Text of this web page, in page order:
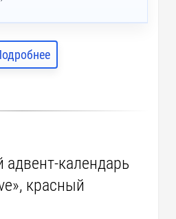
календарь
красный